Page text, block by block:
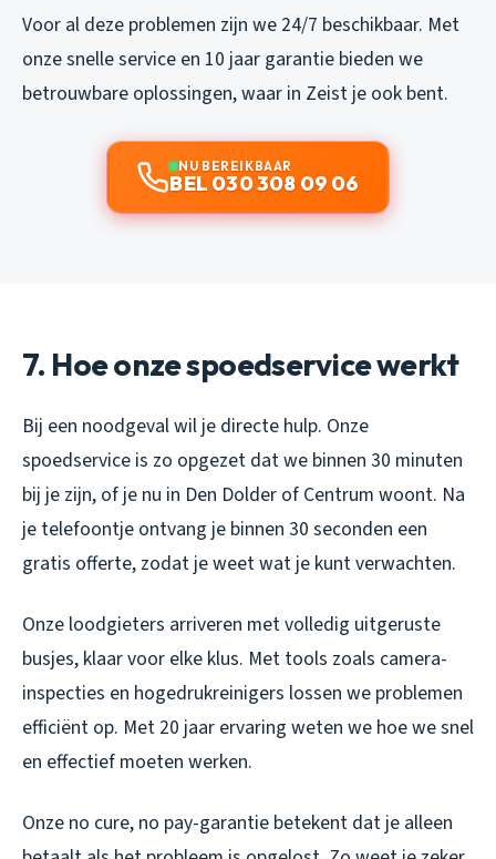
Voor al deze problemen zijn we 24/7 beschikbaar. Met
onze snelle service en 10 jaar garantie bieden we
betrouwbare oplossingen, waar in Zeist je ook bent.
NU BEREIKBAAR
BEL 030 308 09 06
7. Hoe onze spoedservice werkt
Bij een noodgeval wil je directe hulp. Onze
spoedservice is zo opgezet dat we binnen 30 minuten
bij je zijn, of je nu in Den Dolder of Centrum woont. Na
je telefoontje ontvang je binnen 30 seconden een
gratis offerte, zodat je weet wat je kunt verwachten.
Onze loodgieters arriveren met volledig uitgeruste
busjes, klaar voor elke klus. Met tools zoals camera-
inspecties en hogedrukreinigers lossen we problemen
efficiënt op. Met 20 jaar ervaring weten we hoe we snel
en effectief moeten werken.
Onze no cure, no pay-garantie betekent dat je alleen